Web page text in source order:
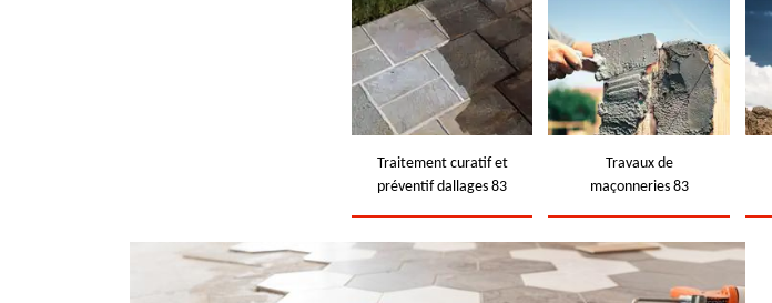
Traitement curatif et
préventif dallages 83
Travaux de
maçonneries 83